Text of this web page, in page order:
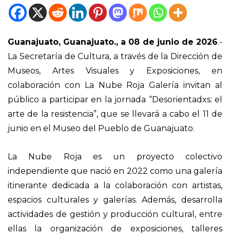
Guanajuato, Guanajuato., a 08 de junio de 2026.-
La Secretaría de Cultura, a través de la Dirección de
Museos, Artes Visuales y Exposiciones, en
colaboración con La Nube Roja Galería invitan al
público a participar en la jornada “Desorientadxs: el
arte de la resistencia”, que se llevará a cabo el 11 de
junio en el Museo del Pueblo de Guanajuato.
La Nube Roja es un proyecto colectivo
independiente que nació en 2022 como una galería
itinerante dedicada a la colaboración con artistas,
espacios culturales y galerías. Además, desarrolla
actividades de gestión y producción cultural, entre
ellas la organización de exposiciones, talleres